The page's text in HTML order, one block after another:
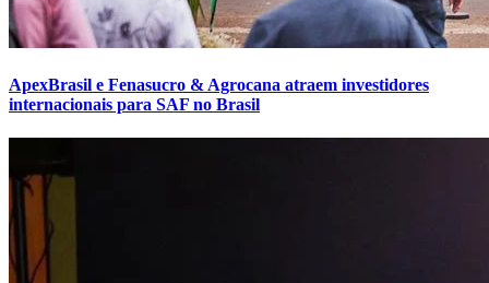
ApexBrasil e Fenasucro & Agrocana atraem investidores
internacionais para SAF no Brasil